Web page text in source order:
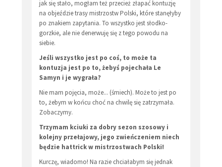
jak się stało, mogłam też przecież złapać kontuzję
na objeździe trasy mistrzostw Polski, które stanęłyby
po znakiem zapytania. To wszystko jest słodko-
gorzkie, ale nie denerwuję się z tego powodu na
siebie.
Jeśli wszystko jest po coś, to może ta
kontuzja jest po to, żebyś pojechała Le
Samyn i je wygrała?
Nie mam pojęcia, może... (śmiech). Może to jest po
to, żebym w końcu choć na chwilę się zatrzymała.
Zobaczymy.
Trzymam kciuki za dobry sezon szosowy i
kolejny przełajowy, jego zwieńczeniem niech
będzie hattrick w mistrzostwach Polski!
Kurczę, wiadomo! Na razie chciałabym się jednak